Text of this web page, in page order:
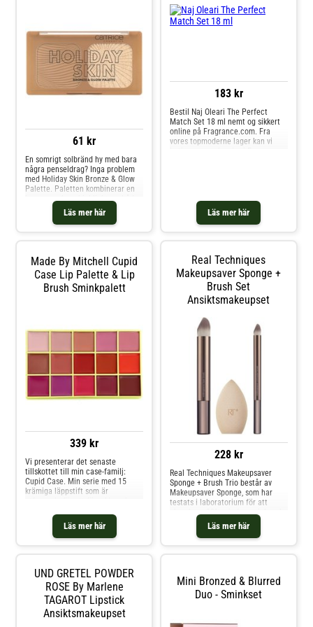
61 kr
Läs mer här
En somrigt solbränd hy med bara
några penseldrag? Inga problem
med Holiday Skin Bronze & Glow
Palette. Paletten kombinerar en
bronzer och en highlighter - båda
har en lätt, mjuk konsistens som
är lätt att applicera och blanda.
En look som nyss hemkommen
också perfekta för att framhäva
ansiktets konturer. - Bronzer &
highlighter i en och samma palett
- Lätt, mjuk konsistens med hög
pigmentering - För en solkysst hy
183 kr
Läs mer här
Bestil Naj Oleari The Perfect
Match Set 18 ml nemt og sikkert
online på Fragrance.com. Fra
vores topmoderne lager kan vi
Made By Mitchell Cupid
Case Lip Palette & Lip
Brush Sminkpalett
339 kr
Läs mer här
Vi presenterar det senaste
tillskottet till min case-familj:
Cupid Case. Min serie med 15
krämiga läppstift som är
Visionen bakom Cupid Case var
att ge en professionell MUA-
upplevelse till sminknybörjare.
Garden-formler, den här gången i
form av två paletter för de mest
praktiska och krämiga
läppkombinationerna hittills. De
15 nyanserna i våra två första
Cupid Cases sträcker sig från
Real Techniques
Makeupsaver Sponge +
Brush Set
Ansiktsmakeupset
228 kr
Läs mer här
Real Techniques Makeupsaver
Sponge + Brush Trio består av
Makeupsaver Sponge, som har
testats i laboratorium för att
absorbera 90% mindre smink, och
2 täta borstar som speglar formen
på din fingertopp för sömlös,
naturlig blandning.
UND GRETEL POWDER
ROSE By Marlene
TAGAROT Lipstick
Ansiktsmakeupset
Mini Bronzed & Blurred
Duo - Sminkset